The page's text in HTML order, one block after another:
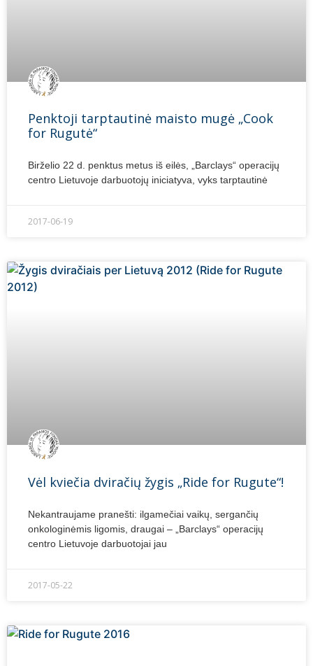
Penktoji tarptautinė maisto mugė „Cook
for Rugutė“
Birželio 22 d. penktus metus iš eilės, „Barclays“ operacijų
centro Lietuvoje darbuotojų iniciatyva, vyks tarptautinė
2017-06-19
Vėl kviečia dviračių žygis „Ride for Rugute“!
Nekantraujame pranešti: ilgamečiai vaikų, sergančių
onkologinėmis ligomis, draugai – „Barclays“ operacijų
centro Lietuvoje darbuotojai jau
2017-05-22